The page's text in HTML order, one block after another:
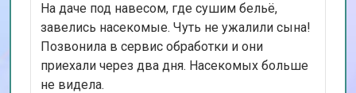
На даче под навесом, где сушим бельё,
завелись насекомые. Чуть не ужалили сына!
Позвонила в сервис обработки и они
приехали через два дня. Насекомых больше
не видела.